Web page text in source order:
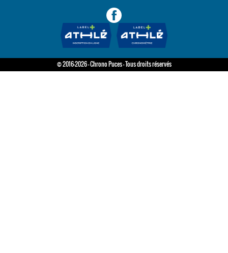
© 2016-2026 - Chrono Puces - Tous droits réservés